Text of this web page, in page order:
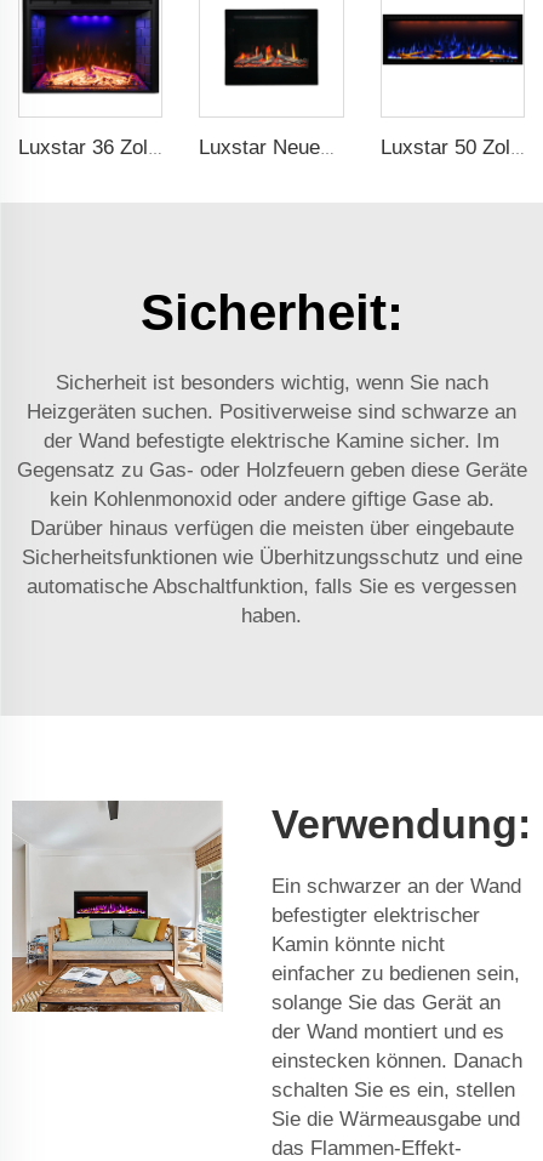
Luxstar 36 Zoll Haushalt Intelligenter Kunstoff LED Elektrischer Kaminofeneinbau Heizungen mit Sfeerhaard Dekor Realistischer Flammeffekt Luxstar Neues Modell Kamin ZEF48V Beliebt im Verkauf Inneneinrichtung Bildschirm Elektrischer Kamin-Einbau LED-Licht Real-Flammen-Effekt-Bildschirm Luxstar 50 Zoll Smart Modern Einbaubar Wandmontage Elektrischer Kaminofen mit App Alexa Steuerung
Sicherheit:
Sicherheit ist besonders wichtig, wenn Sie nach
Heizgeräten suchen. Positiverweise sind schwarze an
der Wand befestigte elektrische Kamine sicher. Im
Gegensatz zu Gas- oder Holzfeuern geben diese Geräte
kein Kohlenmonoxid oder andere giftige Gase ab.
Darüber hinaus verfügen die meisten über eingebaute
Sicherheitsfunktionen wie Überhitzungsschutz und eine
automatische Abschaltfunktion, falls Sie es vergessen
haben.
Verwendung:
Ein schwarzer an der Wand
befestigter elektrischer
Kamin könnte nicht
einfacher zu bedienen sein,
solange Sie das Gerät an
der Wand montiert und es
einstecken können. Danach
schalten Sie es ein, stellen
Sie die Wärmeausgabe und
das Flammen-Effekt-